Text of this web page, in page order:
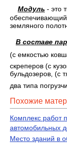
Модуль - это
земляного
В составе
(с емкостью
скреперов (с
бульдозеров, (с
два типа
Похожие
Комплекс работ
автомобильных
Место зданий в